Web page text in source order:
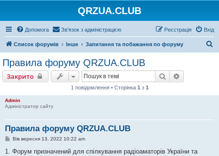
QRZUA.CLUB
Допомога Зв'язок з адміністрацією Вхід
Реєстрація
Список форумів Інше Запитання та побажання по форуму
Правила форуму QRZUA.CLUB
Закрито Пошук
1 повідомлення • Сторінка 1 з 1
Admin
Адміністратор сайту
Правила форуму QRZUA.CLUB
П
в
Вів вересня 13, 2022 10:22 am
1. Форум призначений для спілкування радіоаматорів України та